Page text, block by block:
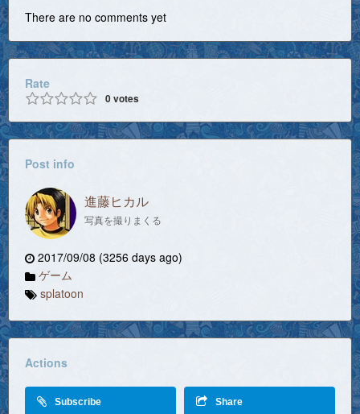
There are no comments yet
Rate
0votes
Post info
進藤ヒカル
写真を撮りまくる
2017/09/08 (3256 days ago)
ゲーム
splatoon
Actions
Subscribe Share